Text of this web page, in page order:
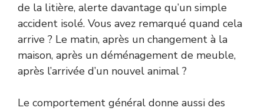
de la litière, alerte davantage qu’un simple
accident isolé. Vous avez remarqué quand cela
arrive ? Le matin, après un changement à la
maison, après un déménagement de meuble,
après l’arrivée d’un nouvel animal ?
Le comportement général donne aussi des